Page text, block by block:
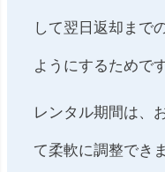
して翌日返却まで
ようにするためです
レンタル期間は、
て柔軟に調整でき